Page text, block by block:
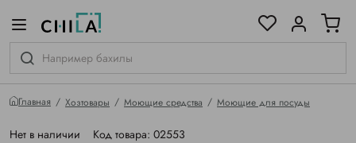
Главная Хозтовары Моющие средства Моющие для посуды
Нет в наличии Код товара: 02553
гамме